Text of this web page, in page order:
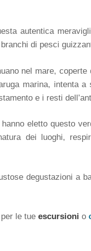
autentica
di pesci
nel mare,
marina, intenta
e i resti
eletto questo
dei luoghi,
degustazioni
le tue escursioni o